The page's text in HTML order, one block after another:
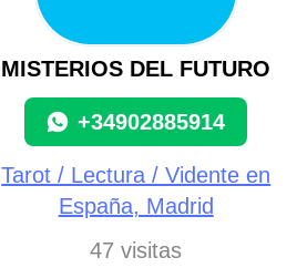
MISTERIOS DEL FUTURO
+34902885914
Tarot / Lectura / Vidente en
España, Madrid
47 visitas